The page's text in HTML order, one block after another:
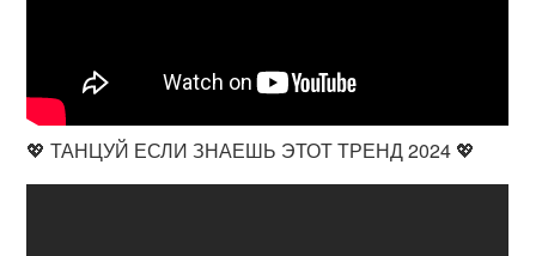
💖 ТАНЦУЙ ЕСЛИ ЗНАЕШЬ ЭТОТ ТРЕНД 2024 💖